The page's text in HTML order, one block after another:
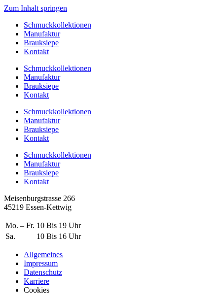
Zum Inhalt springen
Schmuckkollektionen
Manufaktur
Brauksiepe
Kontakt
Schmuckkollektionen
Manufaktur
Brauksiepe
Kontakt
Schmuckkollektionen
Manufaktur
Brauksiepe
Kontakt
Schmuckkollektionen
Manufaktur
Brauksiepe
Kontakt
Meisenburgstrasse 266
45219 Essen-Kettwig
Mo. – Fr. 10 Bis 19 Uhr
Sa.
10 Bis 16 Uhr
Allgemeines
Impressum
Datenschutz
Karriere
Cookies